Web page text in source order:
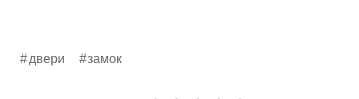
двери замок